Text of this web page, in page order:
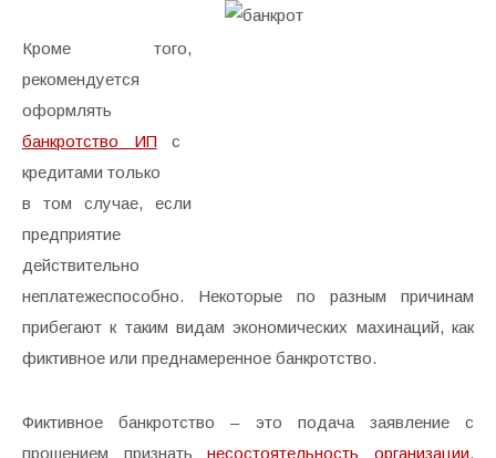
Кроме того,
рекомендуется
оформлять
банкротство ИПс
кредитами только
в том случае, если
предприятие
действительно
неплатежеспособно. Некоторые по разным причинам
прибегают к таким видам экономических махинаций, как
фиктивное или преднамеренное банкротство.
Фиктивное банкротство – это подача заявление с
прошением признатьнесостоятельность организации,